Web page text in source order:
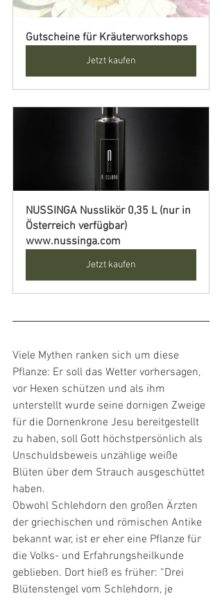
Gutscheine für Kräuterworkshops
Jetzt kaufen
NUSSINGA Nusslikör 0,35 L (nur in
Österreich verfügbar)
www.nussinga.com
Jetzt kaufen
Viele Mythen ranken sich um diese
Pflanze: Er soll das Wetter vorhersagen,
vor Hexen schützen und als ihm
unterstellt wurde seine dornigen Zweige
für die Dornenkrone Jesu bereitgestellt
zu haben, soll Gott höchstpersönlich als
Unschuldsbeweis unzählige weiße
Blüten über dem Strauch ausgeschüttet
haben.
Obwohl Schlehdorn den großen Ärzten
der griechischen und römischen Antike
bekannt war, ist er eher eine Pflanze für
die Volks- und Erfahrungsheilkunde
geblieben. Dort hieß es früher: “Drei
Blütenstengel vom Schlehdorn, je